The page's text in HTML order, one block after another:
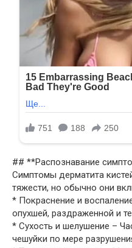
## **Распознавание
Симптомы дерматита
тяжести, но обычно они
* Покраснение и
опухшей, раздраженной и
* Сухость и шелушение –
чешуйки по мере